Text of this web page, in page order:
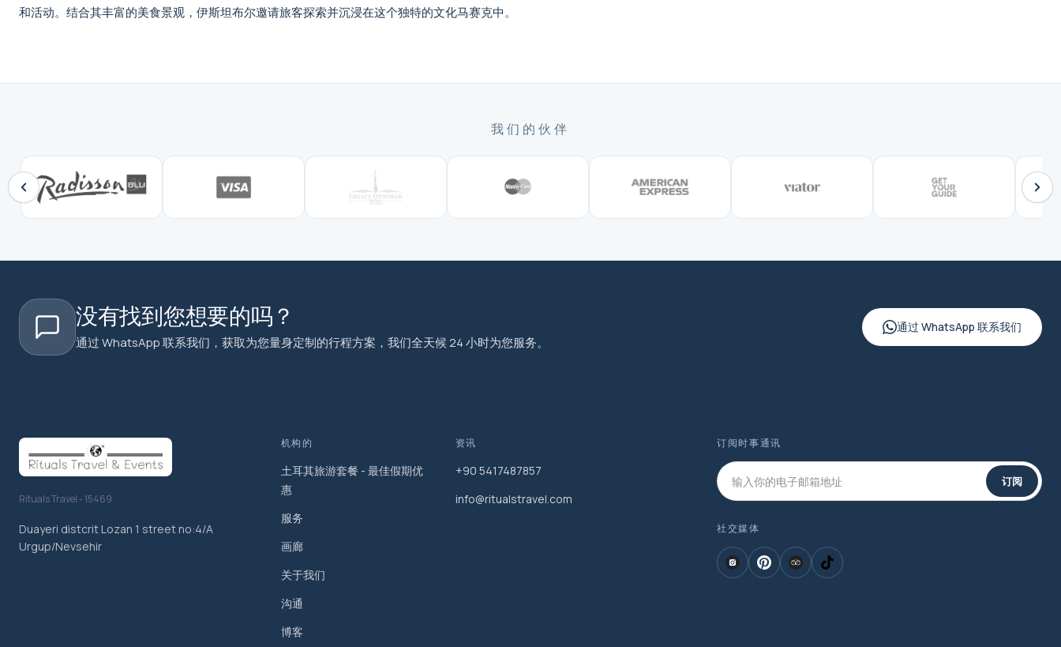
和活动。结合其丰富的美食景观，伊斯坦布尔邀请旅客探索并沉浸在这个独特的文化马赛克中。
我们的伙伴
没有找到您想要的吗？
通过 WhatsApp 联系我们，获取为您量身定制的行程方案，我们全天候 24 小时为您服务。
通过 WhatsApp 联系我们
Rituals Travel - 15469
Duayeri distcrit Lozan 1 street no:4/A
Urgup/Nevsehir
机构的
土耳其旅游套餐 - 最佳假期优
惠
服务
画廊
关于我们
沟通
博客
资讯
+90 5417487857
info@ritualstravel.com
订阅时事通讯
订阅
社交媒体